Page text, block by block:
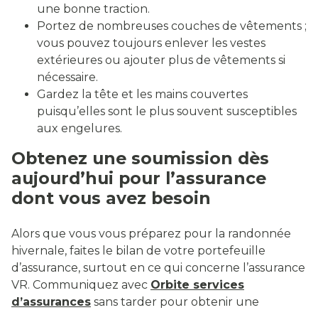
une bonne traction.
Portez de nombreuses couches de vêtements ;
vous pouvez toujours enlever les vestes
extérieures ou ajouter plus de vêtements si
nécessaire.
Gardez la tête et les mains couvertes
puisqu’elles sont le plus souvent susceptibles
aux engelures.
Obtenez une soumission dès
aujourd’hui pour l’assurance
dont vous avez besoin
Alors que vous vous préparez pour la randonnée
hivernale, faites le bilan de votre portefeuille
d’assurance, surtout en ce qui concerne l’assurance
VR. Communiquez avec Orbite services
d’assurances sans tarder pour obtenir une